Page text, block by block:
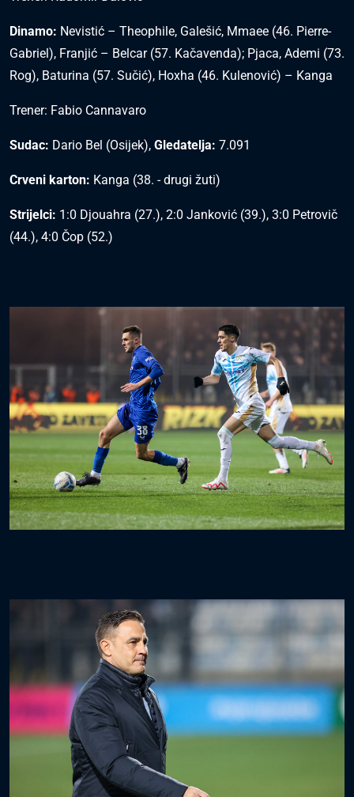
Dinamo: Nevistić – Theophile, Galešić, Mmaee (46. Pierre-
Gabriel), Franjić – Belcar (57. Kačavenda); Pjaca, Ademi (73.
Rog), Baturina (57. Sučić), Hoxha (46. Kulenović) – Kanga
Trener: Fabio Cannavaro
Sudac: Dario Bel (Osijek), Gledatelja: 7.091
Crveni karton: Kanga (38. - drugi žuti)
Strijelci: 1:0 Djouahra (27.), 2:0 Janković (39.), 3:0 Petrovič
(44.), 4:0 Čop (52.)